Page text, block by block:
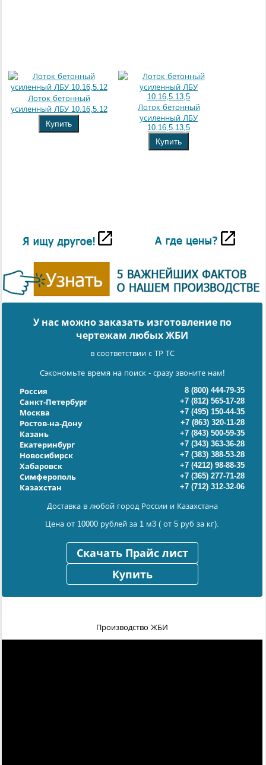
Лоток бетонный
усиленный ЛБУ 10.16,5.12
Купить
Лоток бетонный
усиленный ЛБУ
10.16,5.13,5
Купить
У нас можно заказать изготовление по
чертежам любых ЖБИ
в соответствии с ТР ТС
Сэкономьте время на поиск - сразу звоните нам!
Россия
8 (800) 444-79-35
Санкт-Петербург
+7 (812) 565-17-28
Москва
+7 (495) 150-44-35
Ростов-на-Дону
+7 (863) 320-11-28
Казань
+7 (843) 500-59-35
Екатеринбург
+7 (343) 363-36-28
Новосибирск
+7 (383) 388-53-28
Хабаровск
+7 (4212) 98-88-35
Симферополь
+7 (365) 277-71-28
Казахстан
+7 (712) 312-32-06
Доставка в любой город России и Казахстана
Цена от 10000 рублей за 1 м3 ( от 5 руб за кг).
Скачать Прайс лист
Купить
Производство ЖБИ